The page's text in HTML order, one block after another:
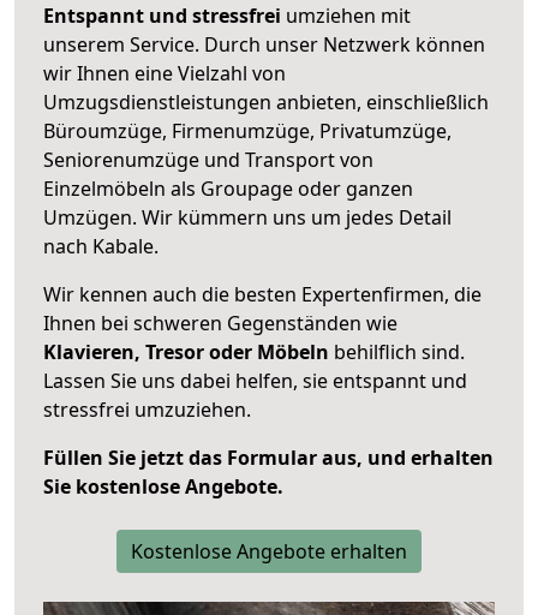
Entspannt und stressfrei umziehen mit
unserem Service. Durch unser Netzwerk können
wir Ihnen eine Vielzahl von
Umzugsdienstleistungen anbieten, einschließlich
Büroumzüge, Firmenumzüge, Privatumzüge,
Seniorenumzüge und Transport von
Einzelmöbeln als Groupage oder ganzen
Umzügen. Wir kümmern uns um jedes Detail
nach Kabale.
Wir kennen auch die besten Expertenfirmen, die
Ihnen bei schweren Gegenständen wie
Klavieren, Tresor oder Möbeln behilflich sind.
Lassen Sie uns dabei helfen, sie entspannt und
stressfrei umzuziehen.
Füllen Sie jetzt das Formular aus, und erhalten
Sie kostenlose Angebote.
Kostenlose Angebote erhalten